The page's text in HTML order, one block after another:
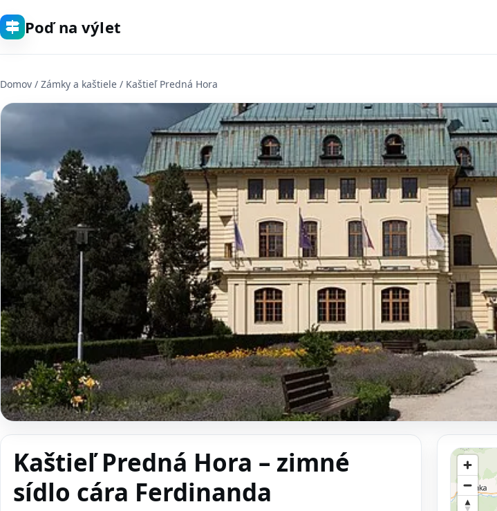
Poď na výlet
Domov / Zámky a kaštiele / Kaštieľ Predná Hora
Kaštieľ Predná Hora – zimné
sídlo cára Ferdinanda